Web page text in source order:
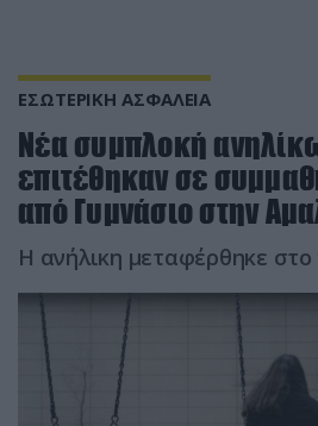
ΕΣΩΤΕΡΙΚΗ ΑΣΦΑΛΕΙΑ
Νέα συμπλοκή
επιτέθηκαν σε
από Γυμνάσιο στην
Η ανήλικη μεταφέρθηκε στο